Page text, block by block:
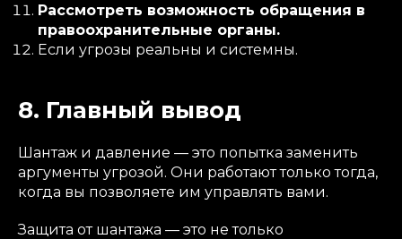
Рассмотреть возможность обращения в
правоохранительные органы.
Если угрозы реальны и системны.
8. Главный вывод
Шантаж и давление — это попытка заменить
аргументы угрозой. Они работают только тогда,
когда вы позволяете им управлять вами.
Защита от шантажа — это не только